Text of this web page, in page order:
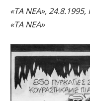
«ΤΑ ΝΕΑ»,
«ΤΑ ΝΕΑ»